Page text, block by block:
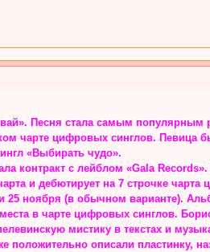
Песня стала самым популярным
чарте цифровых синглов.
«Выбирать чудо».
контракт с лейблом «Gala
и дебютирует на 7 строчке
25 ноября (в обычном варианте).
в чарте цифровых синглов.
мистику в текстах и
положительно описали пластинку,